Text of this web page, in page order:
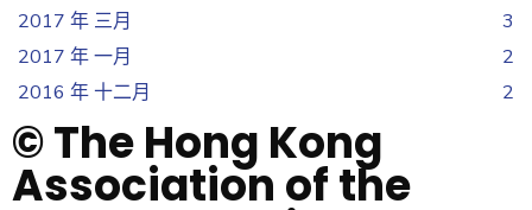
2017 年 三月
3
2017 年 一月
2
2016 年 十二月
2
© The Hong Kong
Association of the